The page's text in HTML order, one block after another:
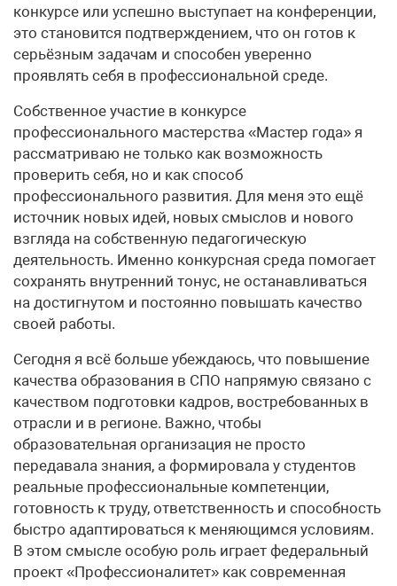
конкурсе или успешно выступает на конференции,
это становится подтверждением, что он готов к
серьёзным задачам и способен уверенно
проявлять себя в профессиональной среде.
Собственное участие в конкурсе
профессионального мастерства «Мастер года» я
рассматриваю не только как возможность
проверить себя, но и как способ
профессионального развития. Для меня это ещё
источник новых идей, новых смыслов и нового
взгляда на собственную педагогическую
деятельность. Именно конкурсная среда помогает
сохранять внутренний тонус, не останавливаться
на достигнутом и постоянно повышать качество
своей работы.
Сегодня я всё больше убеждаюсь, что повышение
качества образования в СПО напрямую связано с
качеством подготовки кадров, востребованных в
отрасли и в регионе. Важно, чтобы
образовательная организация не просто
передавала знания, а формировала у студентов
реальные профессиональные компетенции,
готовность к труду, ответственность и способность
быстро адаптироваться к меняющимся условиям.
В этом смысле особую роль играет федеральный
проект «Профессионалитет» как современная